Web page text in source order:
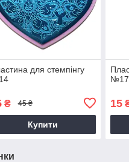
для стемпінгу
₴ 45 ₴
Купити
№17
15